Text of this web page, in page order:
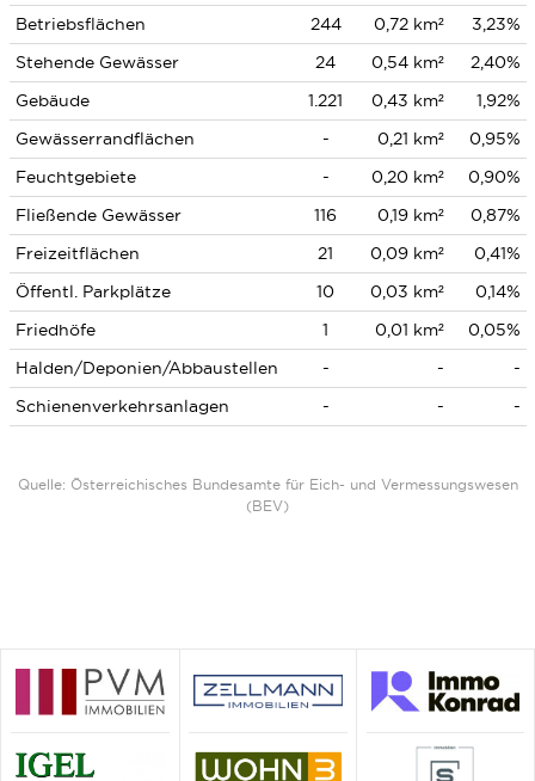
Betriebsflächen 244 0,72 km²
3,23%
Stehende Gewässer
24 0,54 km²
2,40%
Gebäude
1.221 0,43 km²
1,92%
Gewässerrandflächen
- 0,21 km²
0,95%
Feuchtgebiete
- 0,20 km²
0,90%
Fließende Gewässer
116 0,19 km²
0,87%
Freizeitflächen
21 0,09 km²
0,41%
Öffentl. Parkplätze
10 0,03 km²
0,14%
Friedhöfe
1 0,01 km²
0,05%
Halden/Deponien/Abbaustellen
- -
-
Schienenverkehrsanlagen
- - -
Quelle: Österreichisches Bundesamte für Eich- und Vermessungswesen
(BEV)